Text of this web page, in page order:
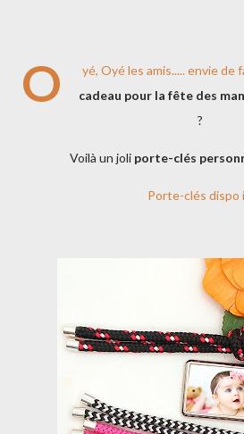
O
yé, Oyé les amis..... envie
cadeau pour la fête des
?
Voilà un joli porte-clés
Porte-clés dispo